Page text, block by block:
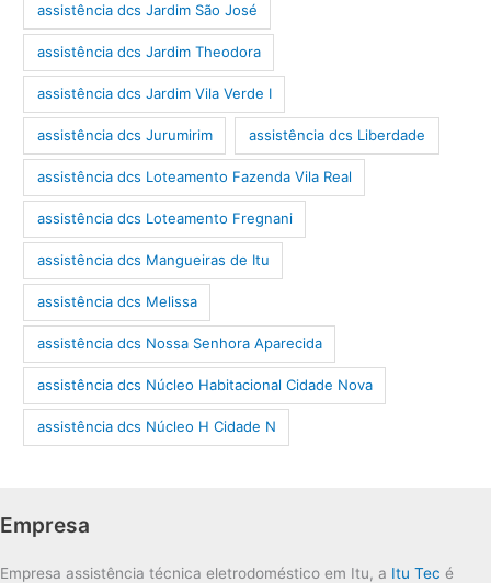
assistência dcs Jardim São José
assistência dcs Jardim Theodora
assistência dcs Jardim Vila Verde I
assistência dcs Jurumirim assistência dcs Liberdade
assistência dcs Loteamento Fazenda Vila Real
assistência dcs Loteamento Fregnani
assistência dcs Mangueiras de Itu
assistência dcs Melissa
assistência dcs Nossa Senhora Aparecida
assistência dcs Núcleo Habitacional Cidade Nova
assistência dcs Núcleo H Cidade N
Empresa
Empresa assistência técnica eletrodoméstico em Itu, a Itu Tec é